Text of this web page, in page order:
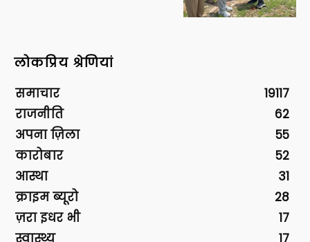
लोकप्रिय श्रेणियां
समाचार
19117
राजनीति
62
अपना ज़िला
55
कारोबार
52
आस्था
31
क्राइम ब्यूरो
28
ज़रा इधर भी
17
स्वास्थ्य
17